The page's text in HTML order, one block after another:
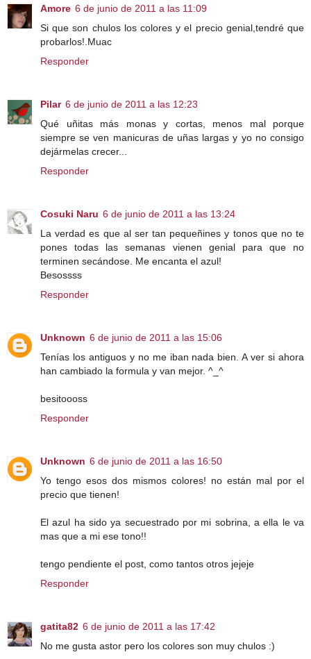
Amore 6 de junio de 2011 a las 11:09
Si que son chulos los colores y el precio genial,tendré que
probarlos!.Muac
Responder
Pilar 6 de junio de 2011 a las 12:23
Qué uñitas más monas y cortas, menos mal porque
siempre se ven manicuras de uñas largas y yo no consigo
dejármelas crecer...
Responder
Cosuki Naru 6 de junio de 2011 a las 13:24
La verdad es que al ser tan pequeñines y tonos que no te
pones todas las semanas vienen genial para que no
terminen secándose. Me encanta el azul!
Besossss
Responder
Unknown 6 de junio de 2011 a las 15:06
Tenías los antiguos y no me iban nada bien. A ver si ahora
han cambiado la formula y van mejor. ^_^
besitoooss
Responder
Unknown 6 de junio de 2011 a las 16:50
Yo tengo esos dos mismos colores! no están mal por el
precio que tienen!
El azul ha sido ya secuestrado por mi sobrina, a ella le va
mas que a mi ese tono!!
tengo pendiente el post, como tantos otros jejeje
Responder
gatita82 6 de junio de 2011 a las 17:42
No me gusta astor pero los colores son muy chulos :)